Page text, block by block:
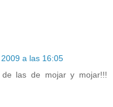
a las 16:05
las de mojar y mojar!!!